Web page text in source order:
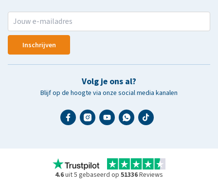
Inschrijven
Volg je ons al?
Blijf op de hoogte via onze social media kanalen
4.6uit 5 gebaseerd op 51336Reviews